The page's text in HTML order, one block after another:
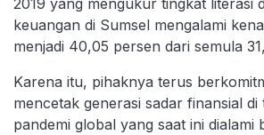
2019 yang mengukur tingkat literasi
keuangan di Sumsel mengalami
menjadi 40,05 persen dari semula
Karena itu, pihaknya terus
mencetak generasi sadar finansial di
pandemi global yang saat ini dialami